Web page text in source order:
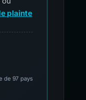
plainte
les contacts
de 97 pays